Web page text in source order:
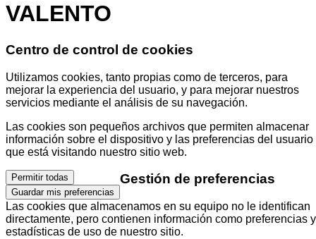
VALENTO
Centro de control de cookies
Utilizamos cookies, tanto propias como de terceros, para
mejorar la experiencia del usuario, y para mejorar nuestros
servicios mediante el análisis de su navegación.
Las cookies son pequeños archivos que permiten almacenar
información sobre el dispositivo y las preferencias del usuario
que está visitando nuestro sitio web.
Permitir todas
Guardar mis preferencias
Gestión de preferencias
Las cookies que almacenamos en su equipo no le identifican
directamente, pero contienen información como preferencias y
estadísticas de uso de nuestro sitio.